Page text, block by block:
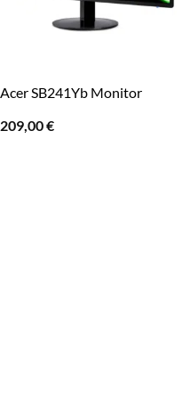
Acer SB241Yb Monitor
209,00€